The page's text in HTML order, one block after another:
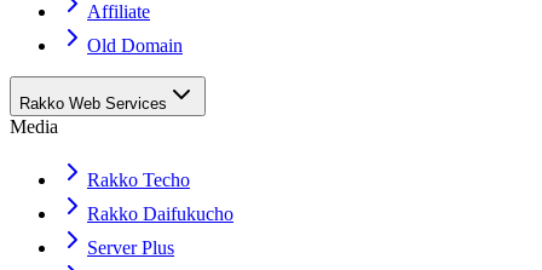
Affiliate
Old Domain
Rakko Web Services
Media
Rakko Techo
Rakko Daifukucho
Server Plus